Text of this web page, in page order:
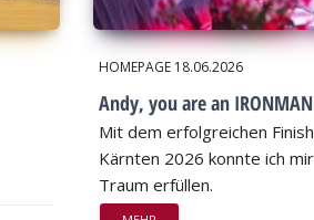
HOMEPAGE 18.06.2026
Andy, you are an
Mit dem erfolgreichen
Kärnten 2026 konnte ich
Traum erfüllen.